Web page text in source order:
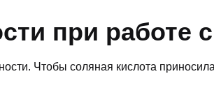
при работе
Чтобы соляная кислота